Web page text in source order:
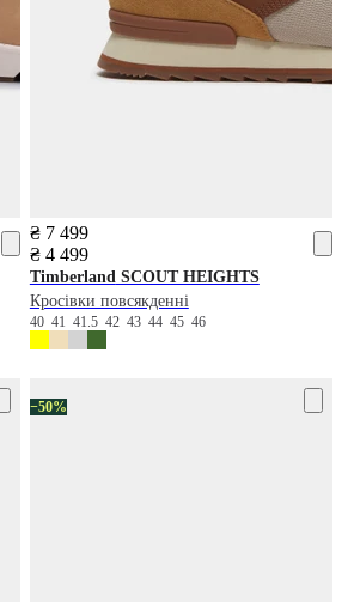
₴ 7 499
₴ 4 499
Timberland SCOUT HEIGHTS
Кросівки повсякденні
40 41 41.5 42 43 44 45 46
−50%